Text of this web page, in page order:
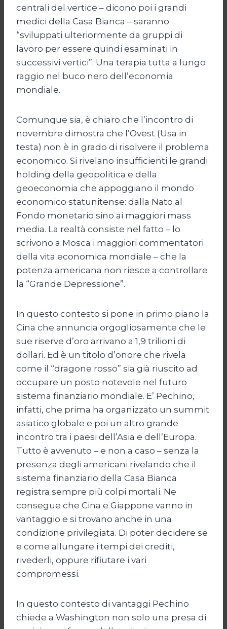
centrali del vertice – dicono poi i grandi
medici della Casa Bianca – saranno
“sviluppati ulteriormente da gruppi di
lavoro per essere quindi esaminati in
successivi vertici”. Una terapia tutta a lungo
raggio nel buco nero dell’economia
mondiale.
Comunque sia, è chiaro che l’incontro di
novembre dimostra che l’Ovest (Usa in
testa) non è in grado di risolvere il problema
economico. Si rivelano insufficienti le grandi
holding della geopolitica e della
geoeconomia che appoggiano il mondo
economico statunitense: dalla Nato al
Fondo monetario sino ai maggiori mass
media. La realtà consiste nel fatto – lo
scrivono a Mosca i maggiori commentatori
della vita economica mondiale – che la
potenza americana non riesce a controllare
la “Grande Depressione”.
In questo contesto si pone in primo piano la
Cina che annuncia orgogliosamente che le
sue riserve d’oro arrivano a 1,9 trilioni di
dollari. Ed è un titolo d’onore che rivela
come il “dragone rosso” sia già riuscito ad
occupare un posto notevole nel futuro
sistema finanziario mondiale. E’ Pechino,
infatti, che prima ha organizzato un summit
asiatico globale e poi un altro grande
incontro tra i paesi dell’Asia e dell’Europa.
Tutto è avvenuto – e non a caso – senza la
presenza degli americani rivelando che il
sistema finanziario della Casa Bianca
registra sempre più colpi mortali. Ne
consegue che Cina e Giappone vanno in
vantaggio e si trovano anche in una
condizione privilegiata. Di poter decidere se
e come allungare i tempi dei crediti,
rivederli, oppure rifiutare i vari
compromessi.
In questo contesto di vantaggi Pechino
chiede a Washington non solo una presa di